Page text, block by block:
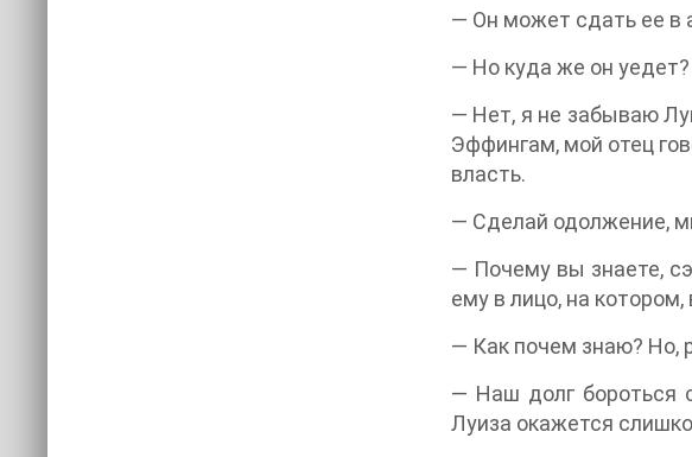
— Он может сдать ее в
— Но куда же он
— Нет, я не забываю
Эффингам, мой отец
власть.
— Сделай одолжение,
— Почему вы знаете,
ему в лицо, на
— Как почем знаю? Но,
— Наш долг бороться
Луиза окажется